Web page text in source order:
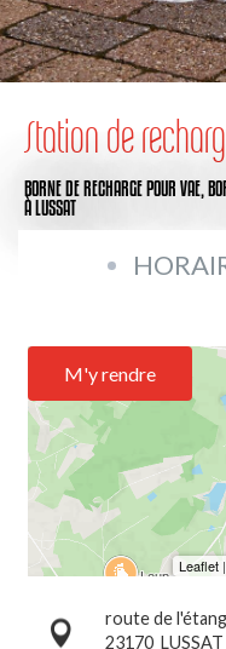
Station de
BORNE DE RECHARGE POUR VAE,
À LUSSAT
M'y rendre
route de
23170 LUSSAT